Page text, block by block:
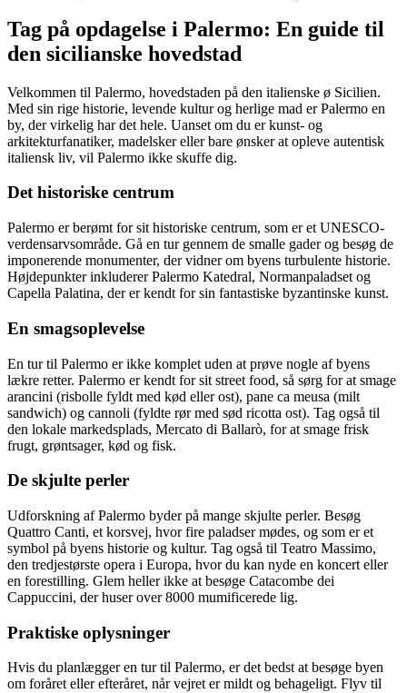
Tag på opdagelse i Palermo: En guide til
den sicilianske hovedstad
Velkommen til Palermo, hovedstaden på den italienske ø Sicilien.
Med sin rige historie, levende kultur og herlige mad er Palermo en
by, der virkelig har det hele. Uanset om du er kunst- og
arkitekturfanatiker, madelsker eller bare ønsker at opleve autentisk
italiensk liv, vil Palermo ikke skuffe dig.
Det historiske centrum
Palermo er berømt for sit historiske centrum, som er et UNESCO-
verdensarvsområde. Gå en tur gennem de smalle gader og besøg de
imponerende monumenter, der vidner om byens turbulente historie.
Højdepunkter inkluderer Palermo Katedral, Normanpaladset og
Capella Palatina, der er kendt for sin fantastiske byzantinske kunst.
En smagsoplevelse
En tur til Palermo er ikke komplet uden at prøve nogle af byens
lækre retter. Palermo er kendt for sit street food, så sørg for at smage
arancini (risbolle fyldt med kød eller ost), pane ca meusa (milt
sandwich) og cannoli (fyldte rør med sød ricotta ost). Tag også til
den lokale markedsplads, Mercato di Ballarò, for at smage frisk
frugt, grøntsager, kød og fisk.
De skjulte perler
Udforskning af Palermo byder på mange skjulte perler. Besøg
Quattro Canti, et korsvej, hvor fire paladser mødes, og som er et
symbol på byens historie og kultur. Tag også til Teatro Massimo,
den tredjestørste opera i Europa, hvor du kan nyde en koncert eller
en forestilling. Glem heller ikke at besøge Catacombe dei
Cappuccini, der huser over 8000 mumificerede lig.
Praktiske oplysninger
Hvis du planlægger en tur til Palermo, er det bedst at besøge byen
om foråret eller efteråret, når vejret er mildt og behageligt. Flyv til